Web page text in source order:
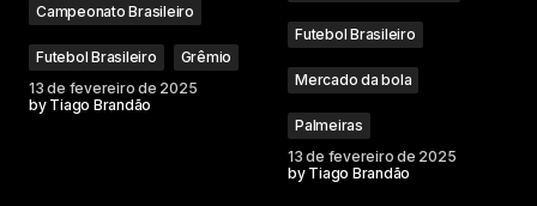
Campeonato Brasileiro
Futebol Brasileiro
Grêmio
13 de fevereiro de 2025
by Tiago Brandão
Futebol Brasileiro
Mercado da bola
Palmeiras
13 de fevereiro de 2025
by Tiago Brandão